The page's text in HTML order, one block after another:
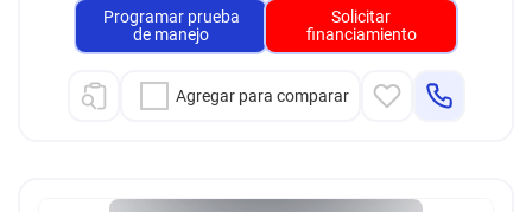
Programar prueba
de manejo
Solicitar
financiamiento
Agregar para comparar